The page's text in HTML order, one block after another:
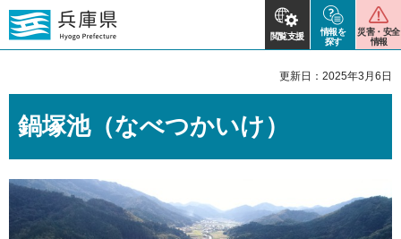
閲覧支援
情報を
探す
災害・安全
情報
更新日：2025年3月6日
鍋塚池（なべつかいけ）